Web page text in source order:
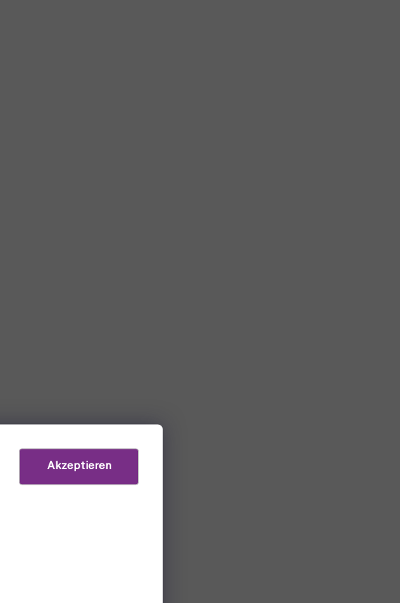
Akzeptieren